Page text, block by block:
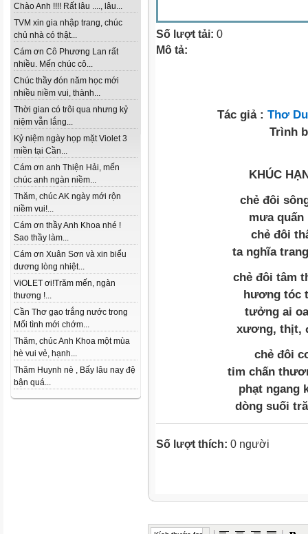
Chào Anh !!!! Rất lâu ...., lâu...
TVM xin gia nhập trang, chúc
chủ nhà có thật...
Cám ơn Cô Phương Lan rất
nhiều. Mến chúc cô...
Chúc thầy đón năm học mới
nhiều niềm vui, thành...
Thời gian có trôi qua nhưng kỷ
niệm vẫn lắng...
Kỷ niệm ngày họp mặt Violet 3
miền tại Cần...
Cám ơn anh Thiện Hải, mến
chúc anh ngàn niềm...
Thăm, chúc AK ngày mới rộn
niềm vui!...
Cám ơn thầy Anh Khoa nhé !
Sao thầy làm...
Cám ơn Xuân Sơn và xin biểu
dương lòng nhiệt...
ViOLET ơi!Trăm mến, ngàn
thương !...
Cần Thơ gạo trắng nước trong
Mối tình mới chớm...
Thăm, chúc Anh Khoa một mùa
hè vui vẻ, hạnh...
Thăm Huynh nè , Bấy lâu nay đệ
bận quá...
Số lượt tải: 0
Mô tả:
Tác giả : Thơ
Trình
KHÚC
chẻ đôi
mưa quấn
chẻ đôi
ta nghĩa
chẻ đôi tâm
hương tóc
tưởng ai
xương, thịt,
chẻ đôi
tim chấn
phạt ngang
dòng suối
Số lượt thích: 0 người